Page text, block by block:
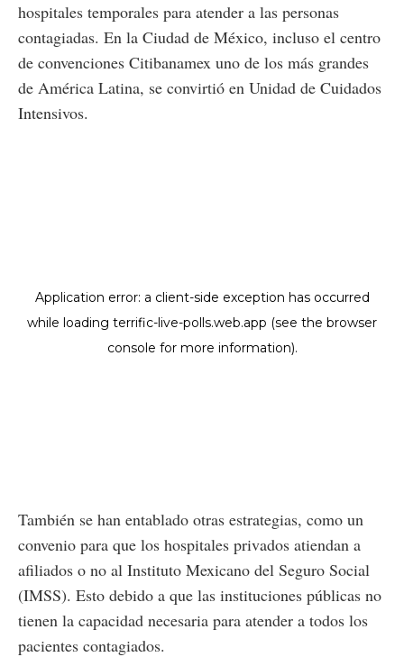
hospitales temporales para atender a las personas
contagiadas. En la Ciudad de México, incluso el centro
de convenciones Citibanamex uno de los más grandes
de América Latina, se convirtió en Unidad de Cuidados
Intensivos.
También se han entablado otras estrategias, como un
convenio para que los hospitales privados atiendan a
afiliados o no al Instituto Mexicano del Seguro Social
(IMSS). Esto debido a que las instituciones públicas no
tienen la capacidad necesaria para atender a todos los
pacientes contagiados.